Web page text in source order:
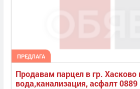
ПРЕДЛАГА
Продавам парцел в гр. Хасково
вода,канализация, асфалт 0889